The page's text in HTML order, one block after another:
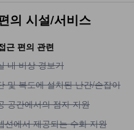
의 시설/서비스
근 편의 관련
내 비상 경보기 이용 불가
내 비상 경보기
및 복도에 설치된 난간/손잡이 이용
및 복도에 설치된 난간/손잡이
공간에서의 점자 지원 이용 불가
공간에서의 점자 지원
션에서 제공되는 수화 지원 이용 불가
션에서 제공되는 수화 지원